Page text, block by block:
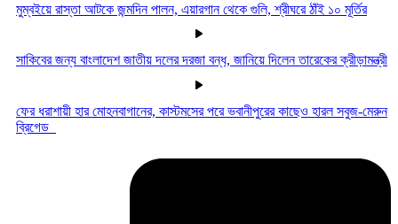
মুম্বইয়ে রাস্তা আটকে জন্মদিন পালন, এয়ারগান থেকে গুলি, শ্রীঘরে ঠাঁই ১০ মূর্তির
সাকিবের জন্য বাংলাদেশ জাতীয় দলের দরজা বন্ধ, জানিয়ে দিলেন তারেকের ক্রীড়ামন্ত্রী
ফের ধরাশায়ী হার মোহনবাগানের, কাস্টমসের পরে ভবানীপুরের কাছেও হারল সবুজ-মেরুন
ব্রিগেড